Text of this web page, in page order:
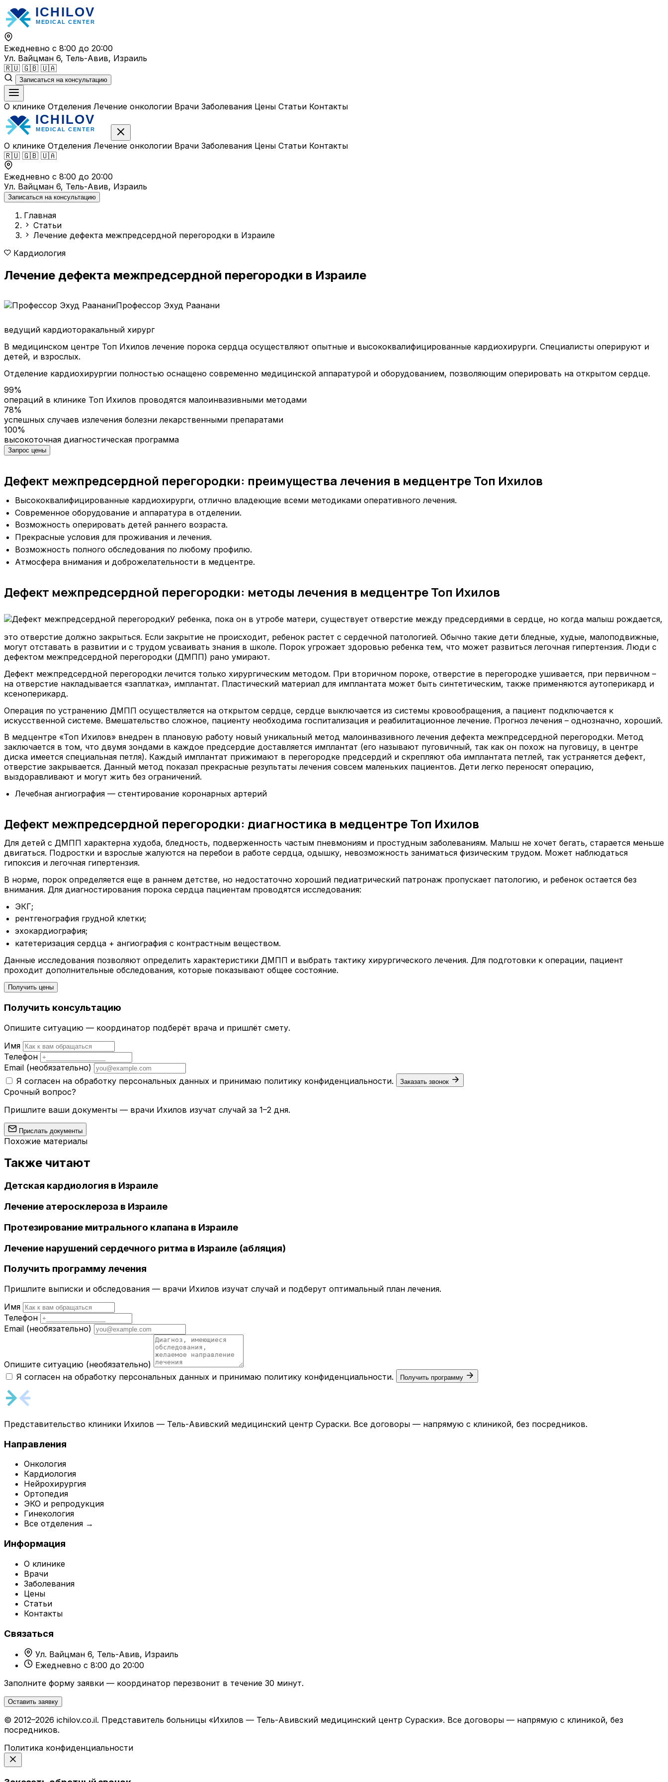
Перейти
к
содержимому
Ежедневно с 8:00 до 20:00
Ул. Вайцман 6, Тель-Авив, Израиль
🇷🇺 🇬🇧 🇺🇦
Записаться на консультацию
О клинике Отделения Лечение онкологии Врачи Заболевания Цены Статьи Контакты
О клинике Отделения Лечение онкологии Врачи Заболевания Цены Статьи Контакты
🇷🇺 🇬🇧 🇺🇦
Ежедневно с 8:00 до 20:00
Ул. Вайцман 6, Тель-Авив, Израиль
Записаться на консультацию
Главная
Статьи
Лечение дефекта межпредсердной перегородки в Израиле
Кардиология
Лечение дефекта межпредсердной перегородки в Израиле
Профессор Эхуд Раанани
ведущий кардиоторакальный хирург
В медицинском центре Топ Ихилов лечение порока сердца осуществляют опытные и высококвалифицированные кардиохирурги. Специалисты оперируют и
детей, и взрослых.
Отделение кардиохирургии полностью оснащено современно медицинской аппаратурой и оборудованием, позволяющим оперировать на открытом сердце.
99%
операций в клинике Топ Ихилов проводятся малоинвазивными методами
78%
успешных случаев излечения болезни лекарственными препаратами
100%
высокоточная диагностическая программа
Запрос цены
Дефект межпредсердной перегородки: преимущества лечения в медцентре Топ Ихилов
Высококвалифицированные кардиохирурги, отлично владеющие всеми методиками оперативного лечения.
Современное оборудование и аппаратура в отделении.
Возможность оперировать детей раннего возраста.
Прекрасные условия для проживания и лечения.
Возможность полного обследования по любому профилю.
Атмосфера внимания и доброжелательности в медцентре.
Дефект межпредсердной перегородки: методы лечения в медцентре Топ Ихилов
У ребенка, пока он в утробе матери, существует отверстие между предсердиями в сердце, но когда малыш рождается,
это отверстие должно закрыться. Если закрытие не происходит, ребенок растет с сердечной патологией. Обычно такие дети бледные, худые, малоподвижные,
могут отставать в развитии и с трудом усваивать знания в школе. Порок угрожает здоровью ребенка тем, что может развиться легочная гипертензия. Люди с
дефектом межпредсердной перегородки (ДМПП) рано умирают.
Дефект межпредсердной перегородки лечится только хирургическим методом. При вторичном пороке, отверстие в перегородке ушивается, при первичном –
на отверстие накладывается «заплатка», имплантат. Пластический материал для имплантата может быть синтетическим, также применяются аутоперикард и
ксеноперикард.
Операция по устранению ДМПП осуществляется на открытом сердце, сердце выключается из системы кровообращения, а пациент подключается к
искусственной системе. Вмешательство сложное, пациенту необходима госпитализация и реабилитационное лечение. Прогноз лечения – однозначно, хороший.
В медцентре «Топ Ихилов» внедрен в плановую работу новый уникальный метод малоинвазивного лечения дефекта межпредсердной перегородки. Метод
заключается в том, что двумя зондами в каждое предсердие доставляется имплантат (его называют пуговичный, так как он похож на пуговицу, в центре
диска имеется специальная петля). Каждый имплантат прижимают в перегородке предсердий и скрепляют оба имплантата петлей, так устраняется дефект,
отверстие закрывается. Данный метод показал прекрасные результаты лечения совсем маленьких пациентов. Дети легко переносят операцию,
выздоравливают и могут жить без ограничений.
Лечебная ангиография — стентирование коронарных артерий
Дефект межпредсердной перегородки: диагностика в медцентре Топ Ихилов
Для детей с ДМПП характерна худоба, бледность, подверженность частым пневмониям и простудным заболеваниям. Малыш не хочет бегать, старается меньше
двигаться. Подростки и взрослые жалуются на перебои в работе сердца, одышку, невозможность заниматься физическим трудом. Может наблюдаться
гипоксия и легочная гипертензия.
В норме, порок определяется еще в раннем детстве, но недостаточно хороший педиатрический патронаж пропускает патологию, и ребенок остается без
внимания. Для диагностирования порока сердца пациентам проводятся исследования:
ЭКГ;
рентгенография грудной клетки;
эхокардиография;
катетеризация сердца + ангиография с контрастным веществом.
Данные исследования позволяют определить характеристики ДМПП и выбрать тактику хирургического лечения. Для подготовки к операции, пациент
проходит дополнительные обследования, которые показывают общее состояние.
Получить цены
Получить консультацию
Опишите ситуацию — координатор подберёт врача и пришлёт смету.
Имя
Телефон
Email (необязательно)
Я согласен на обработку персональных данных и принимаю политику конфиденциальности. Заказать звонок
Срочный вопрос?
Пришлите ваши документы — врачи Ихилов изучат случай за 1–2 дня.
Прислать документы
Похожие материалы
Также читают
Детская кардиология в Израиле
Лечение атеросклероза в Израиле
Протезирование митрального клапана в Израиле
Лечение нарушений сердечного ритма в Израиле (абляция)
Получить программу лечения
Пришлите выписки и обследования — врачи Ихилов изучат случай и подберут оптимальный план лечения.
Имя
Телефон
Email (необязательно)
Опишите ситуацию (необязательно)
Я согласен на обработку персональных данных и принимаю политику конфиденциальности. Получить программу
Представительство клиники Ихилов — Тель-Авивский медицинский центр Сураски. Все договоры — напрямую с клиникой, без посредников.
Направления
Онкология
Кардиология
Нейрохирургия
Ортопедия
ЭКО и репродукция
Гинекология
Все отделения →
Информация
О клинике
Врачи
Заболевания
Цены
Статьи
Контакты
Связаться
Ул. Вайцман 6, Тель-Авив, Израиль
Ежедневно с 8:00 до 20:00
Заполните форму заявки — координатор перезвонит в течение 30 минут.
Оставить заявку
© 2012–2026 ichilov.co.il. Представитель больницы «Ихилов — Тель-Авивский медицинский центр Сураски». Все договоры — напрямую с клиникой, без
посредников.
Политика конфиденциальности